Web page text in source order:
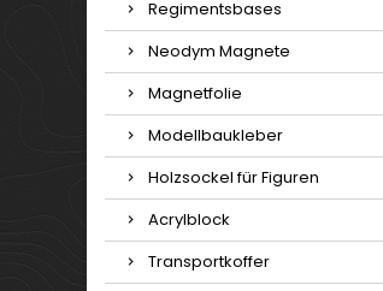
Regimentsbases
Neodym Magnete
Magnetfolie
Modellbaukleber
Holzsockel für Figuren
Acrylblock
Transportkoffer